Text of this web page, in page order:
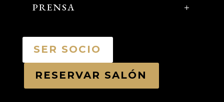
PRENSA
SER SOCIO
RESERVAR SALÓN